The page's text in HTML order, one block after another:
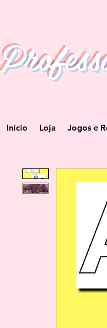
Início Loja Jogos e